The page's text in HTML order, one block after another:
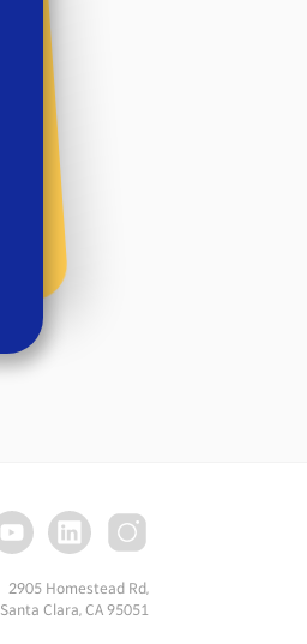
2905 Homestead Rd,
Santa Clara, CA 95051